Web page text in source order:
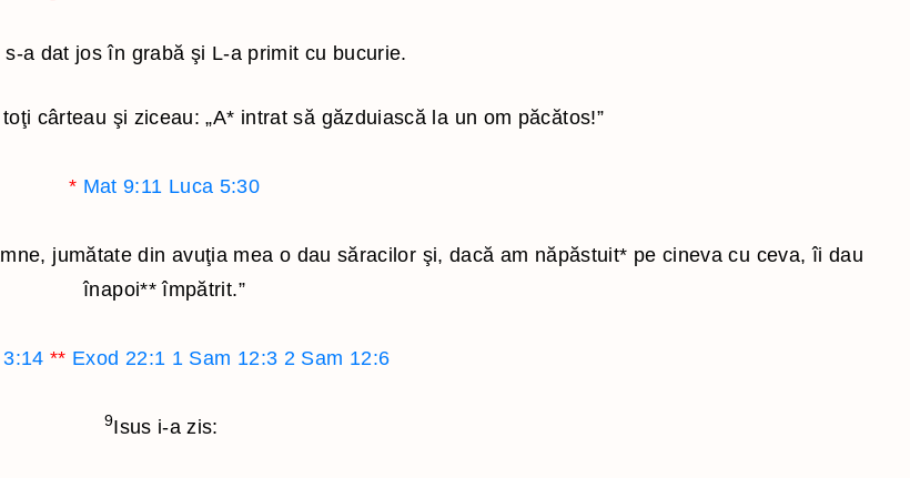
s-a dat jos în grabă şi L-a primit cu bucurie.
cârteau şi ziceau: „A* intrat să găzduiască la un om păcătos!”
* Mat 9:11 Luca 5:30
jumătate din avuţia mea o dau săracilor şi, dacă am năpăstuit* pe cineva cu ceva, îi dau
înapoi**împătrit.”
** Exod 22:1 1 Sam 12:3 2 Sam 12:6
9Isus i-a zis: